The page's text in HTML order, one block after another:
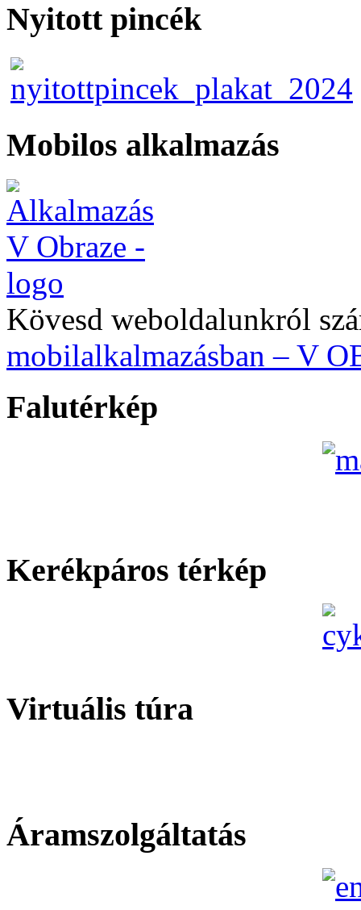
Nyitott pincék
Mobilos alkalmazás
Kövesd weboldalunkról
mobilalkalmazásban – V
Falutérkép
Kerékpáros térkép
Virtuális túra
Áramszolgáltatás